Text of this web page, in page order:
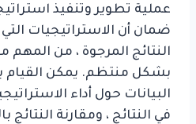
عملية تطوير وتنفيذ
ضمان أن الاستراتيجيات
النتائج المرجوة ، من المهم
بشكل منتظم. يمكن
البيانات حول أداء
في النتائج ، ومقارنة النتائج